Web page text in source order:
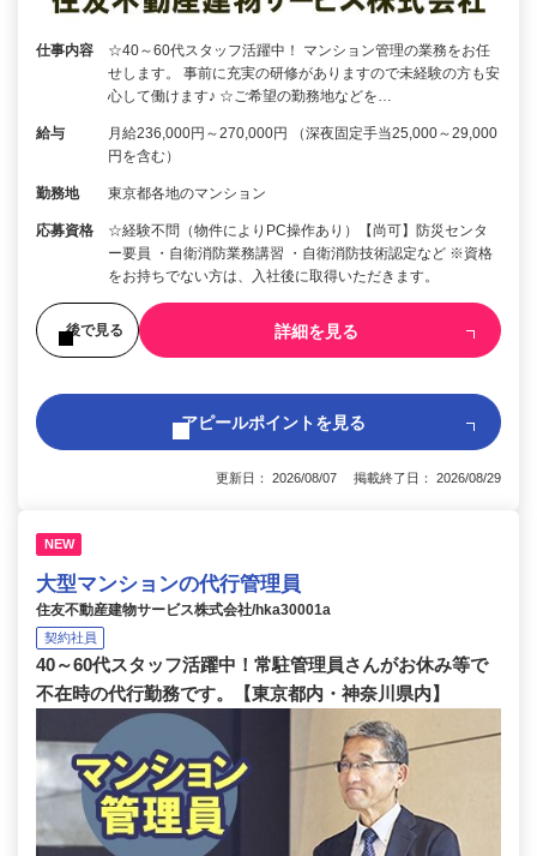
仕事内容
☆40～60代スタッフ活躍中！ マンション管理の業務をお任
せします。 事前に充実の研修がありますので未経験の方も安
心して働けます♪ ☆ご希望の勤務地などを…
給与
月給236,000円～270,000円 （深夜固定手当25,000～29,000
円を含む）
勤務地 東京都各地のマンション
応募資格
☆経験不問（物件によりPC操作あり）【尚可】防災センタ
ー要員 ・自衛消防業務講習 ・自衛消防技術認定など ※資格
をお持ちでない方は、入社後に取得いただきます。
後で見る 詳細を見る
アピールポイントを見る
更新日： 2026/08/07 掲載終了日： 2026/08/29
NEW
大型マンションの代行管理員
住友不動産建物サービス株式会社/hka30001a
契約社員
40～60代スタッフ活躍中！常駐管理員さんがお休み等で
不在時の代行勤務です。【東京都内・神奈川県内】